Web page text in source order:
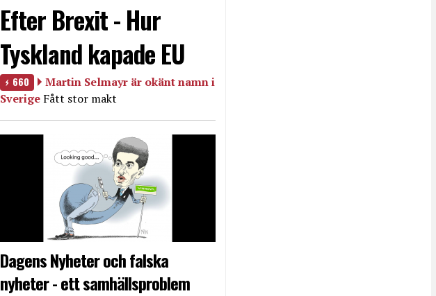
Efter Brexit - Hur
Tyskland kapade EU
660
Martin Selmayr är okänt namn i
Sverige Fått stor makt
Dagens Nyheter och falska
nyheter - ett samhällsproblem